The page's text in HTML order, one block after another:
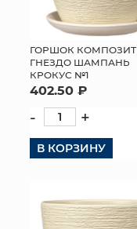
ГОРШОК КОМПОЗИТ
ГНЕЗДО ШАМПАНЬ
КРОКУС №1
402.50 ₽
- +
В КОРЗИНУ